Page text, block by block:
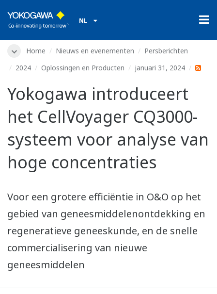
NL
Home Nieuws en evenementen
Persberichten
2024
Oplossingen en Producten januari 31, 2024
Yokogawa introduceert
het CellVoyager CQ3000-
systeem voor analyse van
hoge concentraties
Voor een grotere efficiëntie in O&O op het
gebied van geneesmiddelenontdekking en
regeneratieve geneeskunde, en de snelle
commercialisering van nieuwe
geneesmiddelen